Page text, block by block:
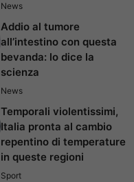
News
Addio al tumore
all’intestino con questa
bevanda: lo dice la
scienza
News
Temporali violentissimi,
Italia pronta al cambio
repentino di temperature
in queste regioni
Sport